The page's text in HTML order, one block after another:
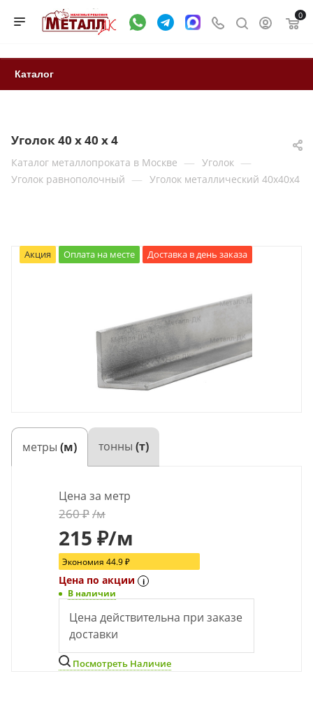
0
Каталог
Уголок 40 х 40 х 4
Каталог металлопроката в Москве — Уголок —
Уголок равнополочный — Уголок металлический 40х40х4
Акция Оплата на месте Доставка в день заказа
метры (м) тонны (т)
Цена за метр
260₽/м
215 ₽/м
Экономия 44.9₽
Цена по акции i
В наличии
Цена действительна при заказе
доставки
Посмотреть Наличие